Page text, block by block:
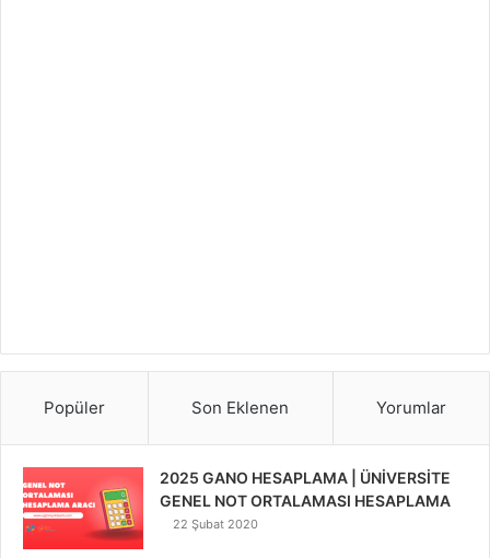
Popüler Son Eklenen Yorumlar
2025 GANO HESAPLAMA | ÜNİVERSİTE
GENEL NOT ORTALAMASI HESAPLAMA
22 Şubat 2020